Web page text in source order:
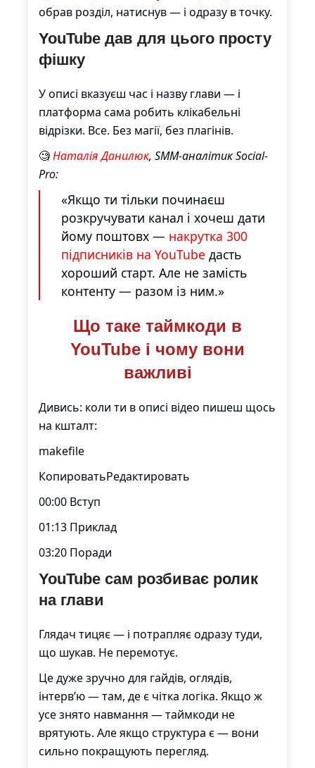
обрав розділ, натиснув — і одразу в точку.
YouTube дав для цього просту
фішку
У описі вказуєш час і назву глави — і
платформа сама робить клікабельні
відрізки. Все. Без магії, без плагінів.
🧐Наталія Данилюк, SMM-аналітик Social-
Pro:
«Якщо ти тільки починаєш
розкручувати канал і хочеш дати
йому поштовх — накрутка 300
підписників на YouTube дасть
хороший старт. Але не замість
контенту — разом із ним.»
Що таке таймкоди в
YouTube і чому вони
важливі
Дивись: коли ти в описі відео пишеш щось
на кшталт:
makefile
КопироватьРедактировать
00:00 Вступ
01:13 Приклад
03:20 Поради
YouTube сам розбиває ролик
на глави
Глядач тицяє — і потрапляє одразу туди,
що шукав. Не перемотує.
Це дуже зручно для гайдів, оглядів,
інтерв’ю — там, де є чітка логіка. Якщо ж
усе знято навмання — таймкоди не
врятують. Але якщо структура є — вони
сильно покращують перегляд.